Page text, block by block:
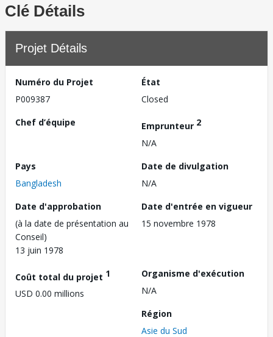
Clé Détails
Projet Détails
Numéro du Projet
P009387
État
Closed
Chef d’équipe
Emprunteur 2
N/A
Pays
Bangladesh
Date de divulgation
N/A
Date d'approbation
(à la date de présentation au
Conseil)
13 juin 1978
Date d'entrée en vigueur
15 novembre 1978
Coût total du projet 1
USD 0.00 millions
Organisme d'exécution
N/A
Région
Asie du Sud